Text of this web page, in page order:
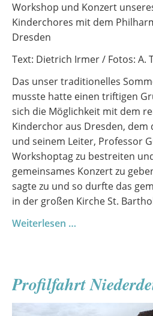
Workshop und Konzert
Kinderchores mit dem
Dresden
Text: Dietrich Irmer / Fotos: A.
Das unser traditionelles
musste hatte einen triftigen
sich die Möglichkeit mit dem
Kinderchor aus Dresden, dem
und seinem Leiter, Professor
Workshoptag zu bestreiten
gemeinsames Konzert zu
sagte zu und so durfte das
in der großen Kirche St.
Weiterlesen …
Gästen
Profilfahrt